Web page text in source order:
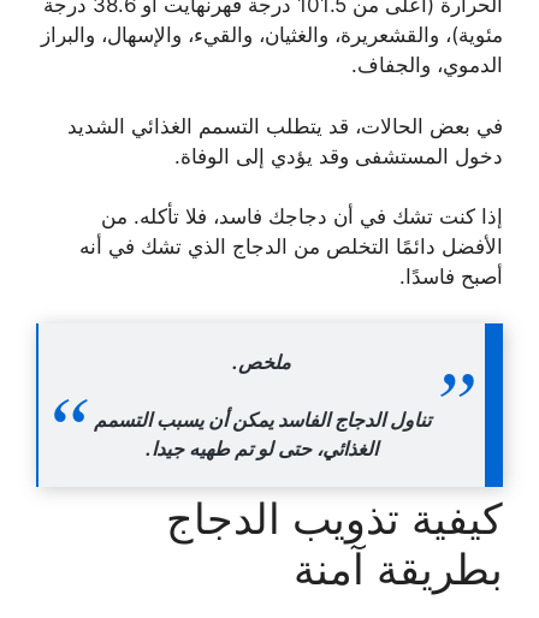
الحرارة (أعلى من 101.5 درجة فهرنهايت أو 38.6 درجة
مئوية)، والقشعريرة، والغثيان، والقيء، والإسهال، والبراز
الدموي، والجفاف.
في بعض الحالات، قد يتطلب التسمم الغذائي الشديد
دخول المستشفى وقد يؤدي إلى الوفاة.
إذا كنت تشك في أن دجاجك فاسد، فلا تأكله. من
الأفضل دائمًا التخلص من الدجاج الذي تشك في أنه
أصبح فاسدًا.
ملخص.
تناول الدجاج الفاسد يمكن أن يسبب التسمم
الغذائي، حتى لو تم طهيه جيدا.
كيفية تذويب الدجاج
بطريقة آمنة